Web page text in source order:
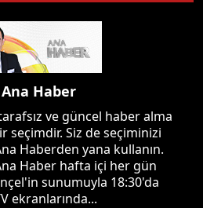
Haber
ve güncel haber alma
seçimdir. Siz de seçiminizi
Haberden yana kullanın.
Haber hafta içi her gün
sunumuyla 18:30'da
ekranlarında...